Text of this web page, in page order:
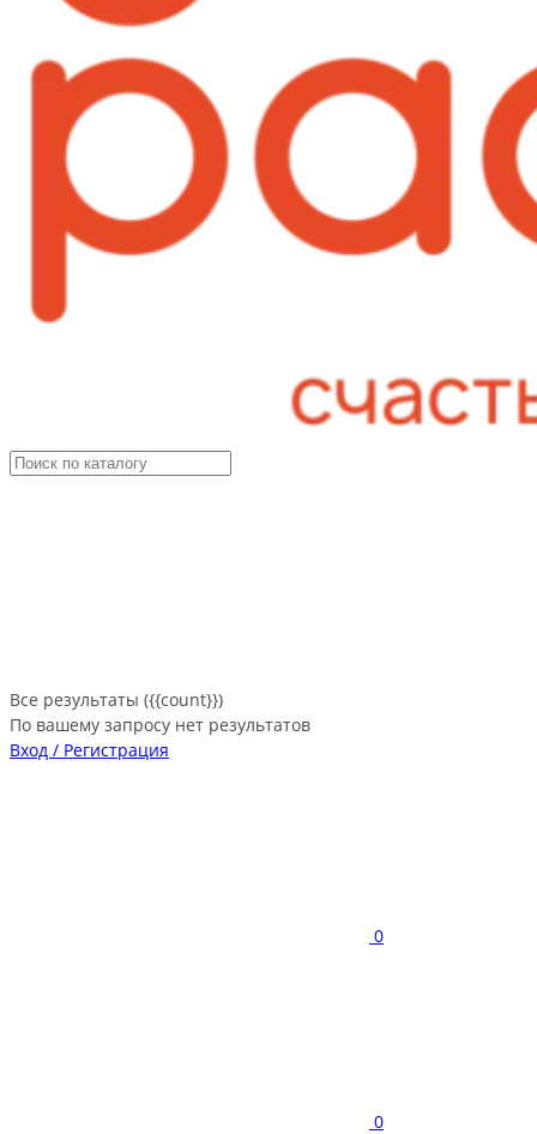
Все результаты ({{count}})
По вашему запросу нет результатов
Вход / Регистрация
0
0